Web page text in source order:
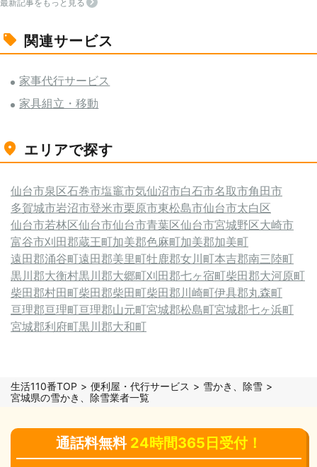
最新記事をもっと見る
関連サービス
家事代行サービス
家具組立・移動
エリアで探す
仙台市泉区石巻市塩竈市気仙沼市白石市名取市角田市
多賀城市岩沼市登米市栗原市東松島市仙台市太白区
仙台市若林区仙台市仙台市青葉区仙台市宮城野区大崎市
富谷市刈田郡蔵王町加美郡色麻町加美郡加美町
遠田郡涌谷町遠田郡美里町牡鹿郡女川町本吉郡南三陸町
黒川郡大衡村黒川郡大郷町刈田郡七ヶ宿町柴田郡大河原町
柴田郡村田町柴田郡柴田町柴田郡川崎町伊具郡丸森町
亘理郡亘理町亘理郡山元町宮城郡松島町宮城郡七ヶ浜町
宮城郡利府町黒川郡大和町
生活110番TOP 便利屋・代行サービス
雪かき、除雪
宮城県の雪かき、除雪業者一覧
通話料無料 24時間365日受付！